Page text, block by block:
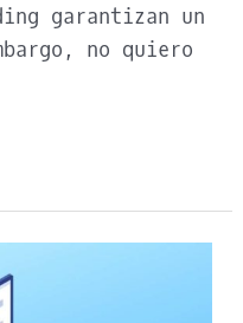
garantizan un
no quiero